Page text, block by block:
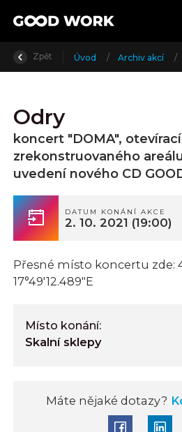
Zpět Úvod / Archiv akcí /
Odry
koncert "DOMA",
zrekonstruovaného
uvedení nového CD
DATUM KONÁNÍ AKCE
2. 10. 2021 (19:00)
Přesné místo koncertu zde:
17°49'12.489"E
Místo konání:
Skalní sklepy
Máte nějaké dotazy?